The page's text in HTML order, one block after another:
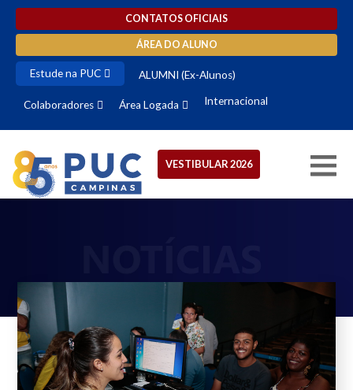
CONTATOS OFICIAIS
ÁREA DO ALUNO
Estude na PUC ALUMNI (Ex-Alunos)
Colaboradores Área Logada Internacional
VESTIBULAR 2026